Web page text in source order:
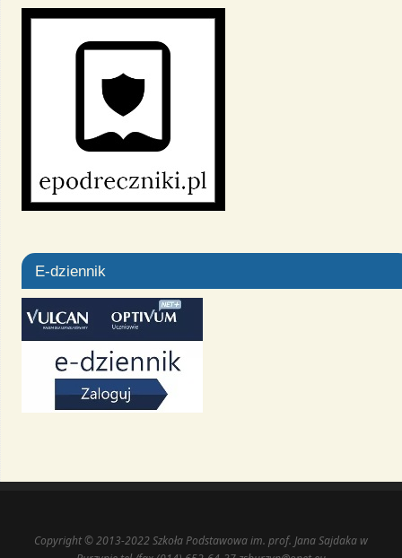
E-dziennik
Copyright © 2013-2022 Szkoła Podstawowa im. prof. Jana Sajdaka w